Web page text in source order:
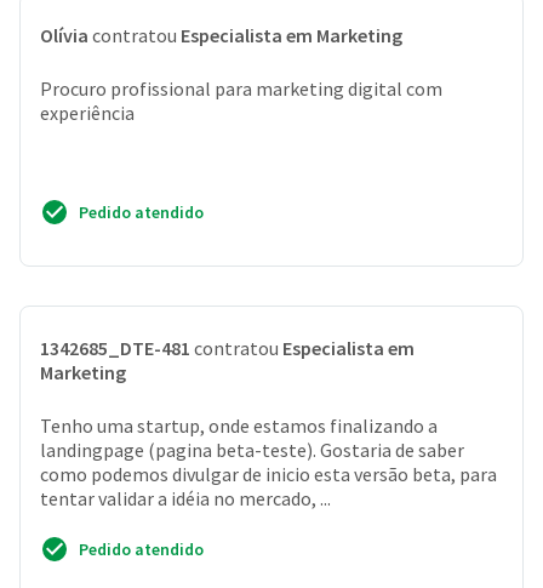
Olívia contratou Especialista em Marketing
Procuro profissional para marketing digital com
experiência
Pedido atendido
1342685_DTE-481 contratou Especialista em
Marketing
Tenho uma startup, onde estamos finalizando a
landingpage (pagina beta-teste). Gostaria de saber
como podemos divulgar de inicio esta versão beta, para
tentar validar a idéia no mercado, ...
Pedido atendido